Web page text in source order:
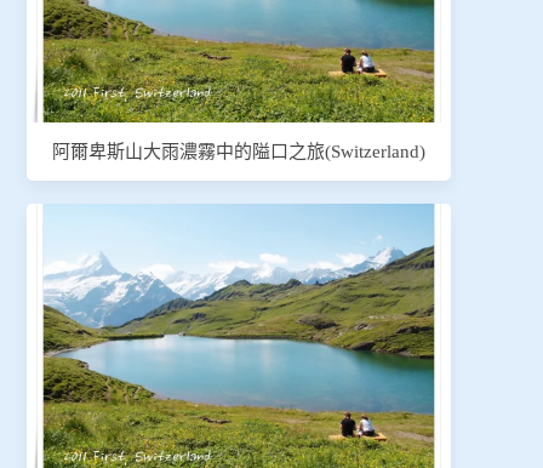
阿爾卑斯山大雨濃霧中的隘口之旅(Switzerland)